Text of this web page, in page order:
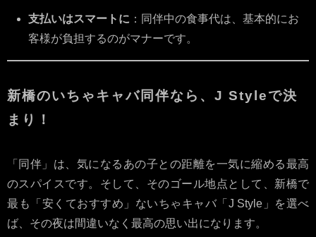
支払いはスマートに ：同伴中の食事代は、基本的にお
客様が負担するのがマナーです。
新橋のいちゃキャバ同伴なら、J Styleで決
まり！
「同伴」は、気になるあの子との距離を一気に縮める最高
のスパイスです。そして、そのゴール地点として、新橋で
最も「安くておすすめ」ないちゃキャバ「J Style」を選べ
ば、その夜は間違いなく最高の思い出になります。